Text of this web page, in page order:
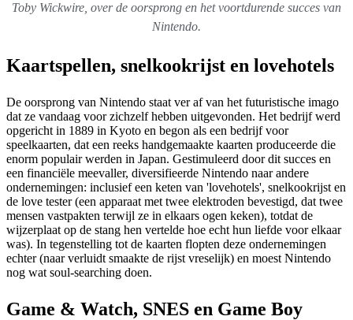
Toby Wickwire , over de oorsprong en het voortdurende succes van
Nintendo.
Kaartspellen, snelkookrijst en lovehotels
De oorsprong van Nintendo staat ver af van het futuristische imago
dat ze vandaag voor zichzelf hebben uitgevonden. Het bedrijf werd
opgericht in 1889 in Kyoto en begon als een bedrijf voor
speelkaarten, dat een reeks handgemaakte kaarten produceerde die
enorm populair werden in Japan. Gestimuleerd door dit succes en
een financiële meevaller, diversifieerde Nintendo naar andere
ondernemingen: inclusief een keten van 'lovehotels', snelkookrijst en
de love tester (een apparaat met twee elektroden bevestigd, dat twee
mensen vastpakten terwijl ze in elkaars ogen keken), totdat de
wijzerplaat op de stang hen vertelde hoe echt hun liefde voor elkaar
was). In tegenstelling tot de kaarten flopten deze ondernemingen
echter (naar verluidt smaakte de rijst vreselijk) en moest Nintendo
nog wat soul-searching doen.
Game & Watch, SNES en Game Boy